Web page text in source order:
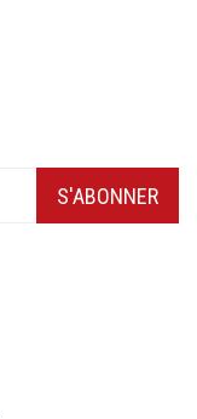
S'ABONNER